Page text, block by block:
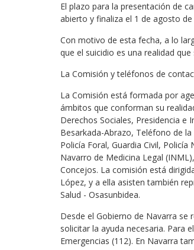
El plazo para la presentación de
abierto y finaliza el 1 de agosto de
Con motivo de esta fecha, a lo
que el suicidio es una realidad que
La Comisión y teléfonos de
La Comisión está formada por
ámbitos que conforman su
Derechos Sociales, Presidencia
Besarkada-Abrazo, Teléfono de
Policía Foral, Guardia Civil,
Navarro de Medicina Legal
Concejos. La comisión está
López, y a ella asisten también
Salud - Osasunbidea.
Desde el Gobierno de Navarra se
solicitar la ayuda necesaria. Para
Emergencias (112). En Navarra